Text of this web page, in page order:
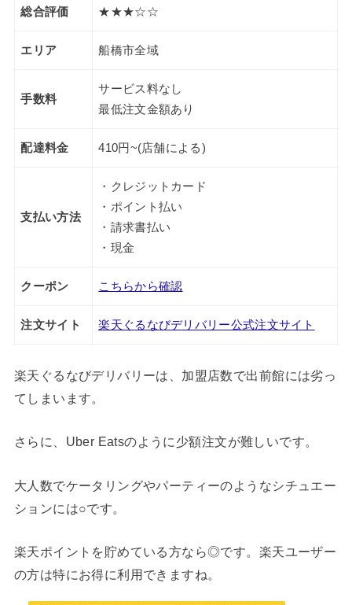
総合評価 ★★★☆☆
エリア 船橋市全域
手数料
サービス料なし
最低注文金額あり
配達料金 410円~(店舗による)
支払い方法
・クレジットカード
・ポイント払い
・請求書払い
・現金
クーポン こちらから確認
注文サイト 楽天ぐるなびデリバリー公式注文サイト
楽天ぐるなびデリバリーは、加盟店数で出前館には劣っ
てしまいます。
さらに、Uber Eatsのように少額注文が難しいです。
大人数でケータリングやパーティーのようなシチュエー
ションには○です。
楽天ポイントを貯めている方なら◎です。楽天ユーザー
の方は特にお得に利用できますね。